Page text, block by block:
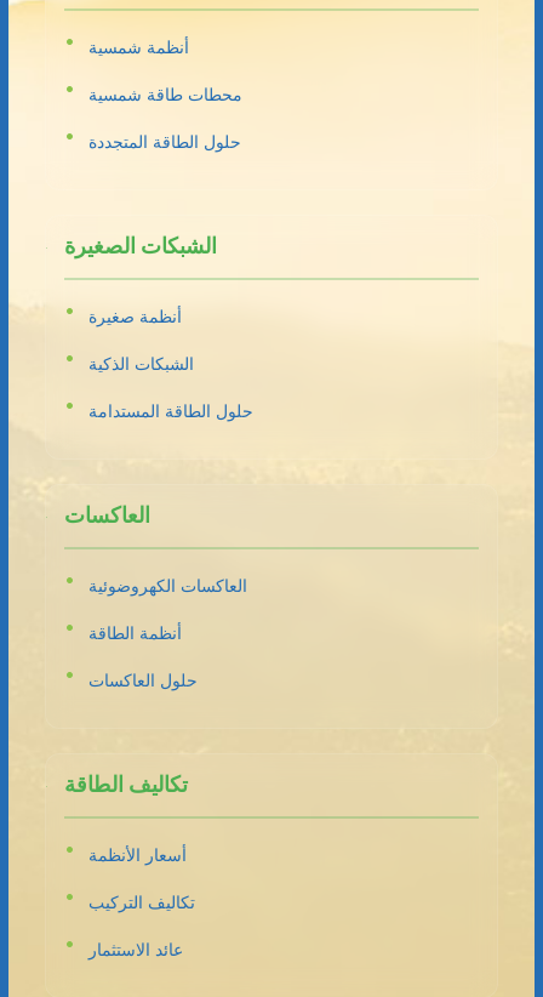
أنظمة شمسية
محطات طاقة شمسية
حلول الطاقة المتجددة
الشبكات الصغيرة
أنظمة صغيرة
الشبكات الذكية
حلول الطاقة المستدامة
العاكسات
العاكسات الكهروضوئية
أنظمة الطاقة
حلول العاكسات
تكاليف الطاقة
أسعار الأنظمة
تكاليف التركيب
عائد الاستثمار